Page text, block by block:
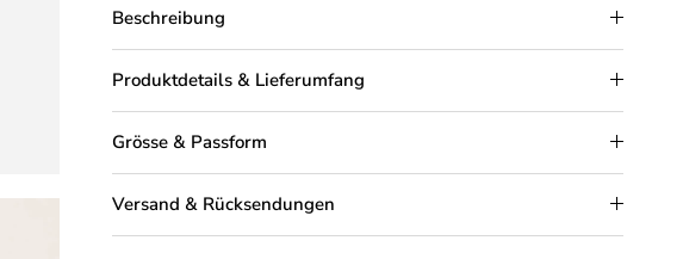
Beschreibung
Produktdetails & Lieferumfang
Grösse & Passform
Versand & Rücksendungen